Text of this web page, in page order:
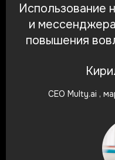
Использование
и
повышения
CEO Multy.ai ,